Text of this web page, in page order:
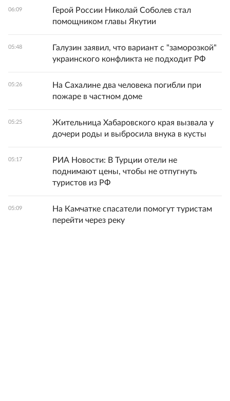
06:09
Герой России Николай Соболев стал
помощником главы Якутии
05:48
Галузин заявил, что вариант с "заморозкой"
украинского конфликта не подходит РФ
05:26
На Сахалине два человека погибли при
пожаре в частном доме
05:25
Жительница Хабаровского края вызвала у
дочери роды и выбросила внука в кусты
05:17
РИА Новости: В Турции отели не
поднимают цены, чтобы не отпугнуть
туристов из РФ
05:09
На Камчатке спасатели помогут туристам
перейти через реку